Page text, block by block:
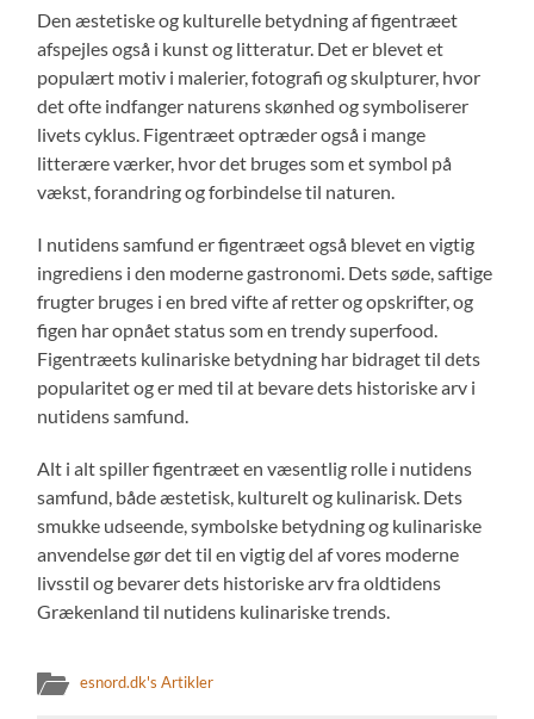
Den æstetiske og kulturelle betydning af figentræet
afspejles også i kunst og litteratur. Det er blevet et
populært motiv i malerier, fotografi og skulpturer, hvor
det ofte indfanger naturens skønhed og symboliserer
livets cyklus. Figentræet optræder også i mange
litterære værker, hvor det bruges som et symbol på
vækst, forandring og forbindelse til naturen.
I nutidens samfund er figentræet også blevet en vigtig
ingrediens i den moderne gastronomi. Dets søde, saftige
frugter bruges i en bred vifte af retter og opskrifter, og
figen har opnået status som en trendy superfood.
Figentræets kulinariske betydning har bidraget til dets
popularitet og er med til at bevare dets historiske arv i
nutidens samfund.
Alt i alt spiller figentræet en væsentlig rolle i nutidens
samfund, både æstetisk, kulturelt og kulinarisk. Dets
smukke udseende, symbolske betydning og kulinariske
anvendelse gør det til en vigtig del af vores moderne
livsstil og bevarer dets historiske arv fra oldtidens
Grækenland til nutidens kulinariske trends.
esnord.dk's Artikler